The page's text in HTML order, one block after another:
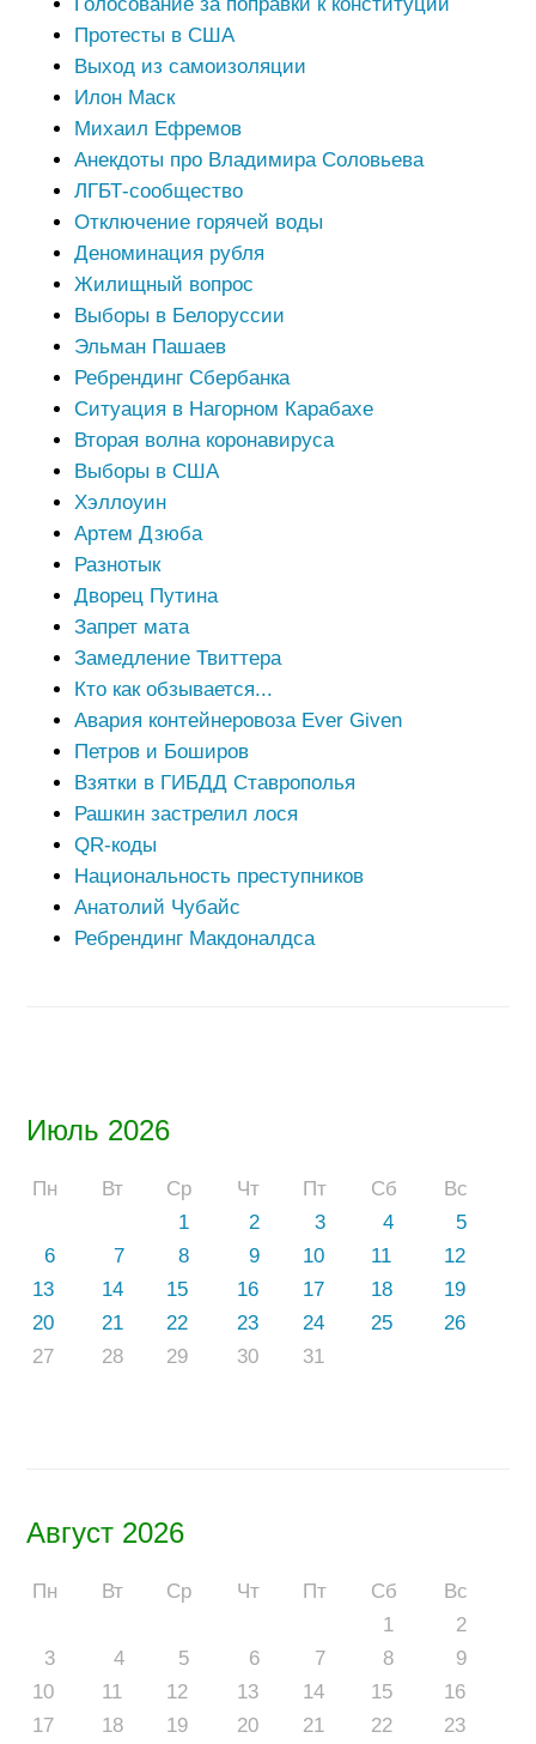
Июль 2026
Пн Вт Ср Чт Пт Сб
Вс
1
2 3 4
5
6
7 8 9 10 11
12
13
14 15 16 17 18
19
20
21 22 23 24 25
26
27
28 29 30 31
Август 2026
Пн Вт Ср Чт Пт Сб
Вс
1
2
3
4 5 6 7 8
9
10
11 12 13 14 15
16
17
18 19 20 21 22
23
Протесты в США
Выход из самоизоляции
Илон Маск
Михаил Ефремов
Анекдоты про Владимира Соловьева
ЛГБТ-сообщество
Отключение горячей воды
Деноминация рубля
Жилищный вопрос
Выборы в Белоруссии
Эльман Пашаев
Ребрендинг Сбербанка
Ситуация в Нагорном Карабахе
Вторая волна коронавируса
Выборы в США
Хэллоуин
Артем Дзюба
Разнотык
Дворец Путина
Запрет мата
Замедление Твиттера
Кто как обзывается...
Авария контейнеровоза Ever Given
Петров и Боширов
Взятки в ГИБДД Ставрополья
Рашкин застрелил лося
QR-коды
Национальность преступников
Анатолий Чубайс
Ребрендинг Макдоналдса